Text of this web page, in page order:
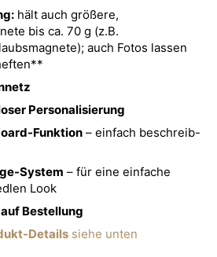
hält auch größere,
bis ca. 70 g (z.B.
auch Fotos lassen
Personalisierung
Funktion – einfach beschreib-
System – für eine einfache
Look
Bestellung
Details siehe unten